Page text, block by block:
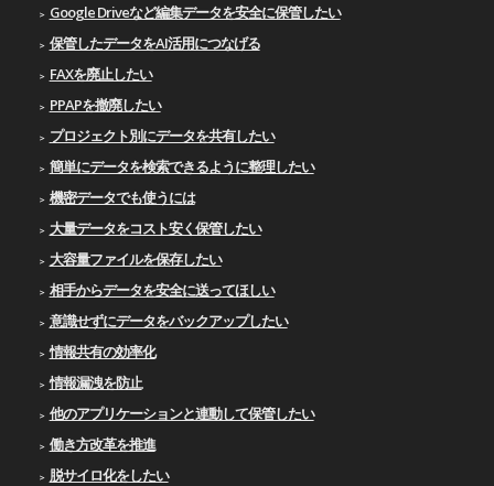
Google Driveなど編集データを安全に保管したい
保管したデータをAI活用につなげる
FAXを廃止したい
PPAPを撤廃したい
プロジェクト別にデータを共有したい
簡単にデータを検索できるように整理したい
機密データでも使うには
大量データをコスト安く保管したい
大容量ファイルを保存したい
相手からデータを安全に送ってほしい
意識せずにデータをバックアップしたい
情報共有の効率化
情報漏洩を防止
他のアプリケーションと連動して保管したい
働き方改革を推進
脱サイロ化をしたい